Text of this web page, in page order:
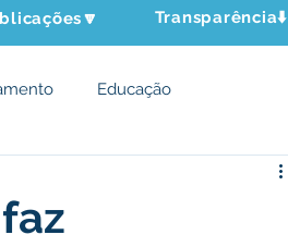
Transparência⬇️
Educação